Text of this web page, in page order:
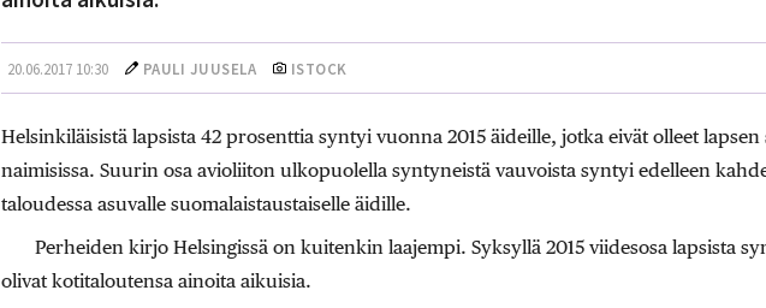
20.06.2017 10:30 PAULI JUUSELA ISTOCK
Helsinkiläisistä lapsista 42 prosenttia syntyi vuonna 2015 äideille, jotka eivät olleet
naimisissa. Suurin osa avioliiton ulkopuolella syntyneistä vauvoista syntyi edelleen
taloudessa asuvalle suomalaistaustaiselle äidille.
Perheiden kirjo Helsingissä on kuitenkin laajempi. Syksyllä 2015 viidesosa lapsista
olivat kotitaloutensa ainoita aikuisia.